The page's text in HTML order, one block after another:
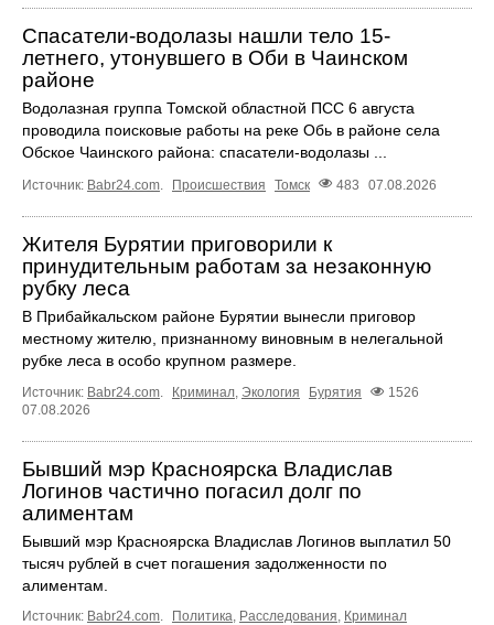
Спасатели-водолазы нашли тело 15-
летнего, утонувшего в Оби в Чаинском
районе
Водолазная группа Томской областной ПСС 6 августа
проводила поисковые работы на реке Обь в районе села
Обское Чаинского района: спасатели-водолазы ...
Источник: Babr24.com Происшествия Томск 483 07.08.2026
Жителя Бурятии приговорили к
принудительным работам за незаконную
рубку леса
В Прибайкальском районе Бурятии вынесли приговор
местному жителю, признанному виновным в нелегальной
рубке леса в особо крупном размере.
Источник: Babr24.com Криминал Экология Бурятия
1526
07.08.2026
Бывший мэр Красноярска Владислав
Логинов частично погасил долг по
алиментам
Бывший мэр Красноярска Владислав Логинов выплатил 50
тысяч рублей в счет погашения задолженности по
алиментам.
Источник: Babr24.com Политика Расследования Криминал